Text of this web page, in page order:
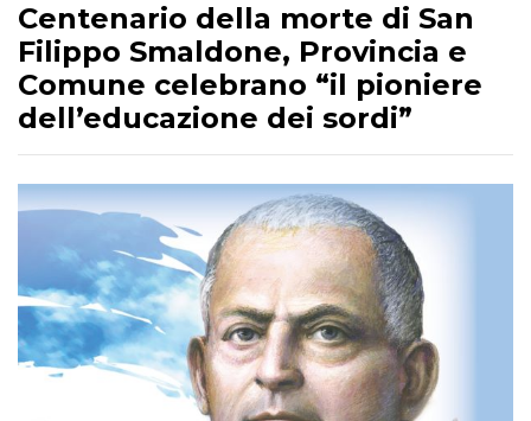
Centenario della morte di San
Filippo Smaldone, Provincia e
Comune celebrano “il pioniere
dell’educazione dei sordi”